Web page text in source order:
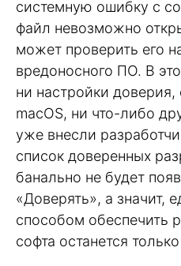
системную ошибку с
файл невозможно
может проверить его
вредоносного ПО. В
ни настройки
macOS, ни что-либо
уже внесли
список доверенных
банально не будет
«Доверять», а значит,
способом обеспечить
софта останется